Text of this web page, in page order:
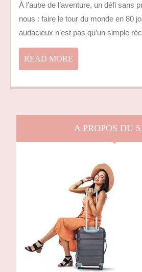
À l’aube de l’aventure, un défi sans précédent s’offre à
nous : faire le tour du monde en 80
audacieux n’est pas qu’un simple
READ MORE
MORE
A PROPOS DU